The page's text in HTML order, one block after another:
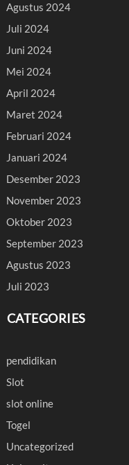
Agustus 2024
Juli 2024
Juni 2024
Mei 2024
April 2024
Maret 2024
Februari 2024
Januari 2024
Desember 2023
November 2023
Oktober 2023
September 2023
Agustus 2023
Juli 2023
CATEGORIES
pendidikan
Slot
slot online
Togel
Uncategorized